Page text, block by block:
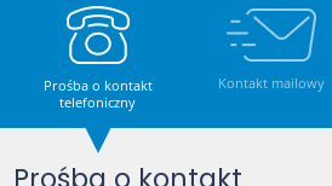
Prośba o kontakt
telefoniczny
Kontakt mailowy